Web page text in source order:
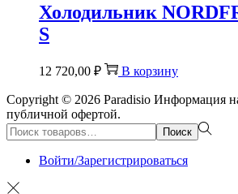
Холодильник
S
12 720,00 ₽ В корзину
Copyright © 2026 Paradisio Информация
публичной офертой.
Поиск:>
Поиск
Войти/Зарегистрироваться